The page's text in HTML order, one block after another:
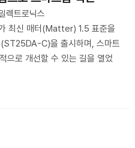
렉트로닉스
최신 매터(Matter) 1.5 표준을
C)을 출시하며, 스마트
으로 개선할 수 있는 길을 열었